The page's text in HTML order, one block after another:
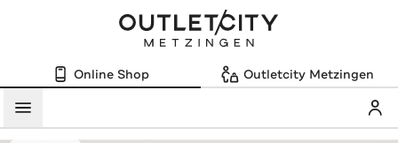
Online Shop Outletcity Metzingen
Menü